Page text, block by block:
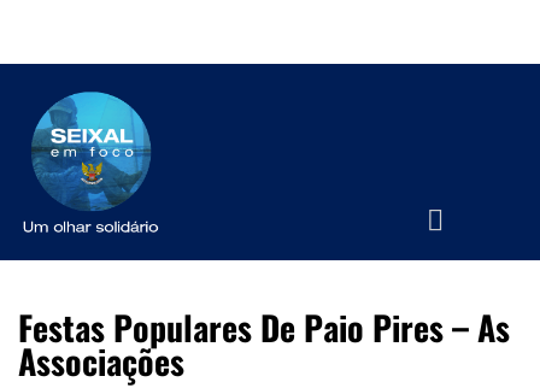
Festas Populares De Paio Pires – As
Associações